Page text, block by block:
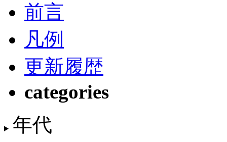
前言
凡例
更新履歴
categories
年代